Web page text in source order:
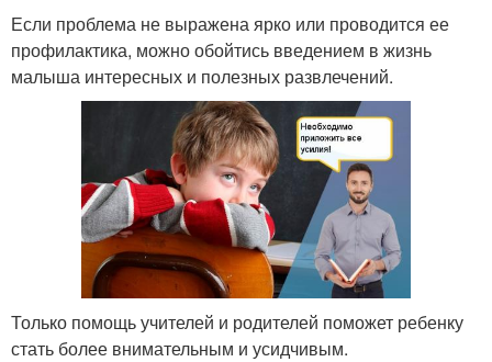
Если проблема не выражена ярко или проводится ее
профилактика, можно обойтись введением в жизнь
малыша интересных и полезных развлечений.
Только помощь учителей и родителей поможет ребенку
стать более внимательным и усидчивым.